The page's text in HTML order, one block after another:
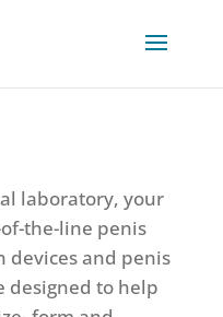
laboratory, your
the-line penis
devices and penis
designed to help